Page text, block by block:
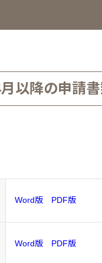
以降の申請
Word版 PDF版
Word版 PDF版